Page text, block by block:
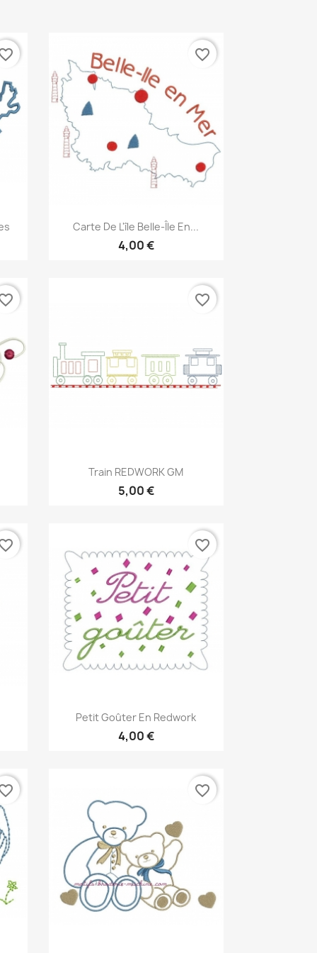
Aperçu rapide
Carte De L'île Belle-Île En...
4,00 €
favorite_border
Aperçu rapide
Train REDWORK GM
5,00 €
favorite_border
Aperçu rapide
Petit Goûter En Redwork
4,00 €
favorite_border
favorite_border